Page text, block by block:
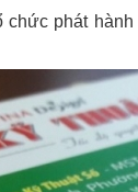
chức phát